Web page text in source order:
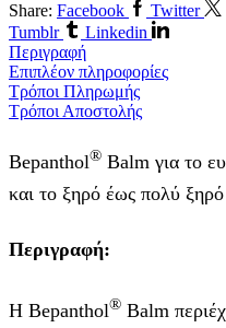
Share: Facebook
Twitter
Tumblr
Linkedin
Περιγραφή
Επιπλέον πληροφορίες
Τρόποι Πληρωμής
Τρόποι Αποστολής
Bepanthol® Balm για το
και το ξηρό έως πολύ
Περιγραφή:
Η Bepanthol® Balm